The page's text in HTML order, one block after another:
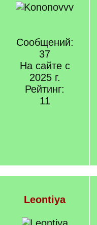
Сообщений:
37
На сайте с
2025 г.
Рейтинг:
11
Leontiya